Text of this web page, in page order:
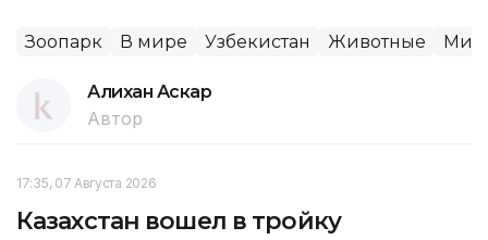
Зоопарк В мире Узбекистан Животные
Алихан Аскар
Автор
17:35, 07 Августа 2026
Казахстан вошел в тройку